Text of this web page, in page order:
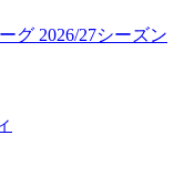
グ 2026/27シーズン